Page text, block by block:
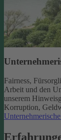
Fairness,
Arbeit und den
unserem
Korruption,